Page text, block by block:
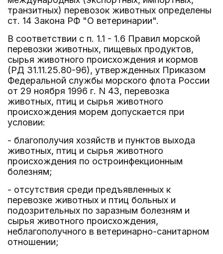
транзитных) перевозок животных определены
ст. 14 Закона РФ "О ветеринарии".
В соответствии с п. 1.1 - 1.6 Правил морской
перевозки животных, пищевых продуктов,
сырья животного происхождения и кормов
(РД 31.11.25.80-96), утвержденных Приказом
Федеральной службы морского флота России
от 29 ноября 1996 г. N 43, перевозка
животных, птиц и сырья животного
происхождения морем допускается при
условии:
- благополучия хозяйств и пунктов выхода
животных, птиц и сырья животного
происхождения по остроинфекционным
болезням;
- отсутствия среди предъявленных к
перевозке животных и птиц больных и
подозрительных по заразным болезням и
сырья животного происхождения,
неблагополучного в ветеринарно-санитарном
отношении;